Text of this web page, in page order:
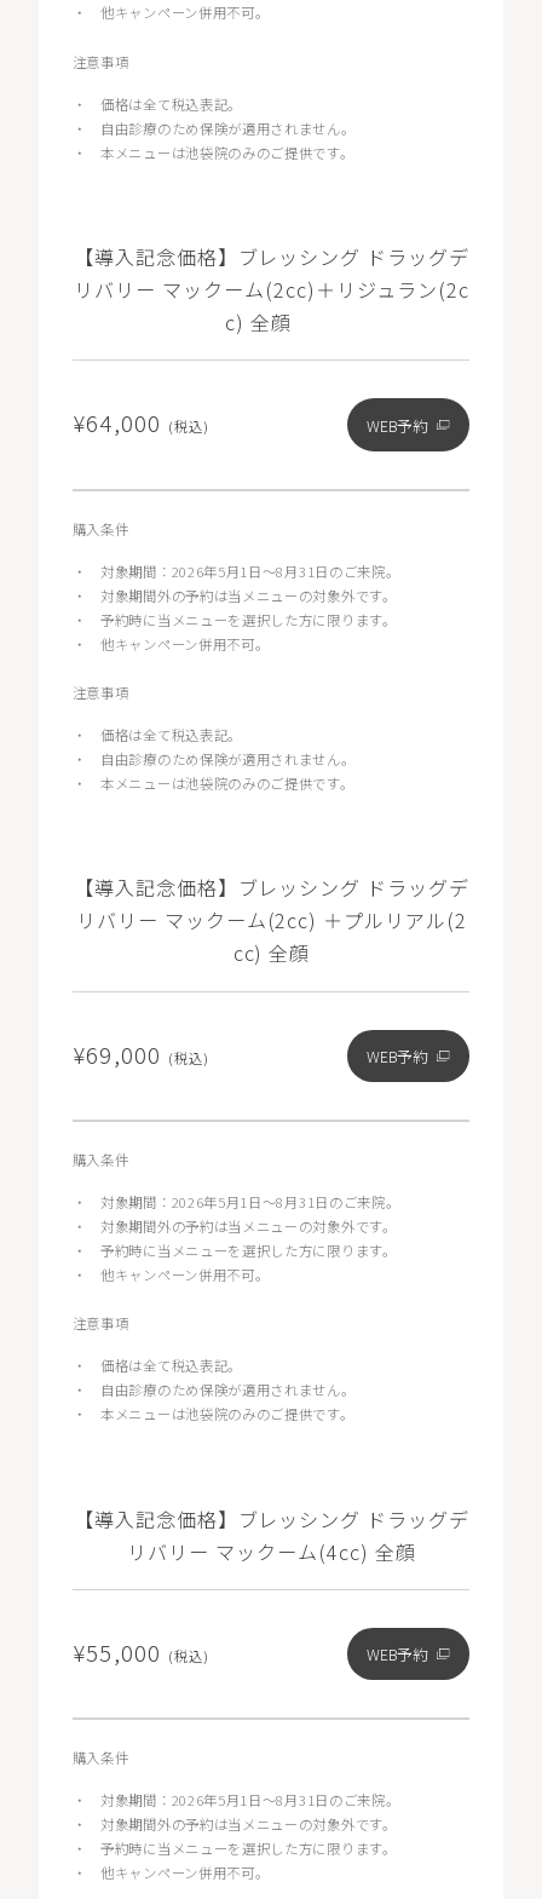
・他キャンペーン併用不可。
注意事項
・価格は全て税込表記。
・
自由診療のため保険が適用されません。
・本メニューは池袋院のみのご提供です。
【導入記念価格】ブレッシング ドラッグデ
リバリー マックーム(2cc)＋リジュラン(2c
c) 全顔
¥64,000 (税込) WEB予約
購入条件
・ 対象期間：2026年5月1日〜8月31日のご来院。
・ 対象期間外の予約は当メニューの対象外です。
・予約時に当メニューを選択した方に限ります。
・他キャンペーン併用不可。
注意事項
・価格は全て税込表記。
・
自由診療のため保険が適用されません。
・本メニューは池袋院のみのご提供です。
【導入記念価格】ブレッシング ドラッグデ
リバリー マックーム(2cc) ＋プルリアル(2
cc) 全顔
¥69,000 (税込) WEB予約
購入条件
・ 対象期間：2026年5月1日〜8月31日のご来院。
・ 対象期間外の予約は当メニューの対象外です。
・予約時に当メニューを選択した方に限ります。
・他キャンペーン併用不可。
注意事項
・価格は全て税込表記。
・
自由診療のため保険が適用されません。
・本メニューは池袋院のみのご提供です。
【導入記念価格】ブレッシング ドラッグデ
リバリー マックーム(4cc) 全顔
¥55,000 (税込) WEB予約
購入条件
・ 対象期間：2026年5月1日〜8月31日のご来院。
・ 対象期間外の予約は当メニューの対象外です。
・予約時に当メニューを選択した方に限ります。
・他キャンペーン併用不可。